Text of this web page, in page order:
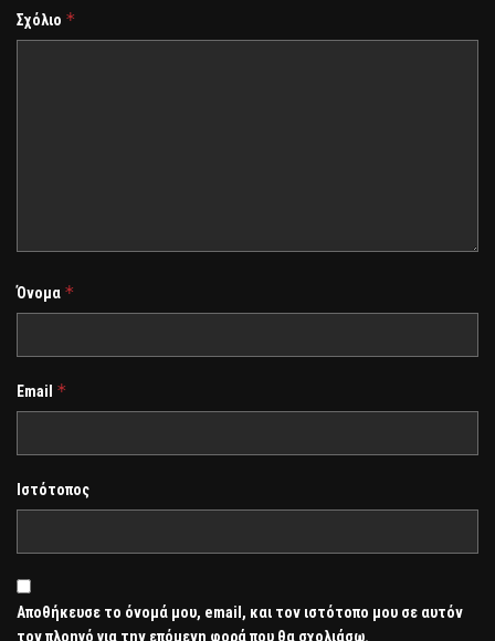
Σχόλιο *
Όνομα *
Email *
Ιστότοπος
Αποθήκευσε το όνομά μου, email, και τον ιστότοπο μου σε αυτόν
τον πλοηγό για την επόμενη φορά που θα σχολιάσω.